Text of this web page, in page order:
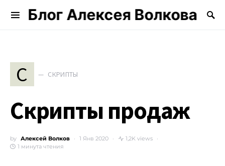
Блог Алексея Волкова
Search for:
С СКРИПТЫ
Скрипты продаж
by Алексей Волков 1 Янв 2020
1,2K views
1 минута чтения